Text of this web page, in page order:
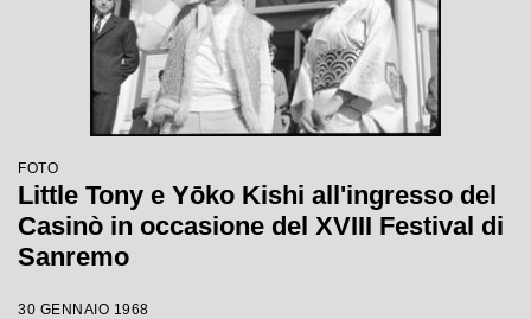
FOTO
Little Tony e Yōko Kishi all'ingresso del
Casinò in occasione del XVIII Festival di
Sanremo
30 GENNAIO 1968